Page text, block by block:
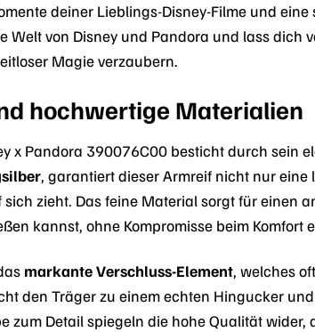
deiner Lieblings-Disney-Filme und
Welt von Disney und Pandora und lass dich
Magie verzaubern.
hochwertige Materialien
x Pandora 390076C00 besticht durch sein
, garantiert dieser Armreif nicht nur
zieht. Das feine Material sorgt für einen
kannst, ohne Kompromisse beim Komfort
markante Verschluss-Element, welches
den Träger zu einem echten Hingucker
zum Detail spiegeln die hohe Qualität wider,